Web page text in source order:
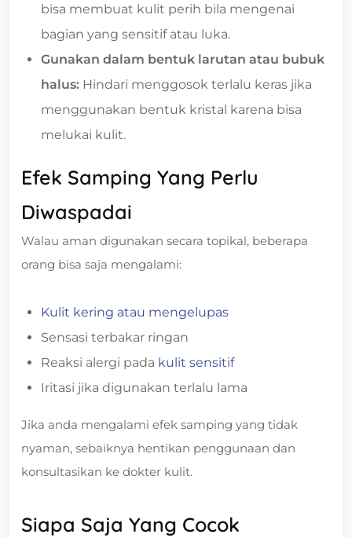
bisa membuat kulit perih bila mengenai
bagian yang sensitif atau luka.
Gunakan dalam bentuk larutan atau bubuk
halus: Hindari menggosok terlalu keras jika
menggunakan bentuk kristal karena bisa
melukai kulit.
Efek Samping Yang Perlu
Diwaspadai
Walau aman digunakan secara topikal, beberapa
orang bisa saja mengalami:
Kulit kering atau mengelupas
Sensasi terbakar ringan
Reaksi alergi pada kulit sensitif
Iritasi jika digunakan terlalu lama
Jika anda mengalami efek samping yang tidak
nyaman, sebaiknya hentikan penggunaan dan
konsultasikan ke dokter kulit.
Siapa Saja Yang Cocok